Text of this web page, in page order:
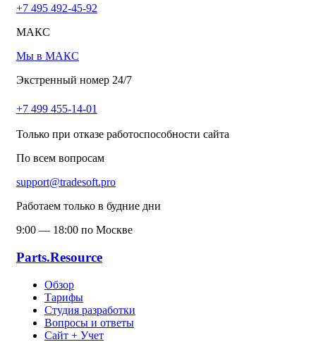
+7 495 492-45-92
МАКС
Мы в МАКС
Экстренный номер 24/7
+7 499 455-14-01
Только при отказе работоспособности сайта
По всем вопросам
support@tradesoft.pro
Работаем только в будние дни
9:00 — 18:00 по Москве
Parts.Resource
Обзор
Тарифы
Студия разработки
Вопросы и ответы
Сайт + Учет